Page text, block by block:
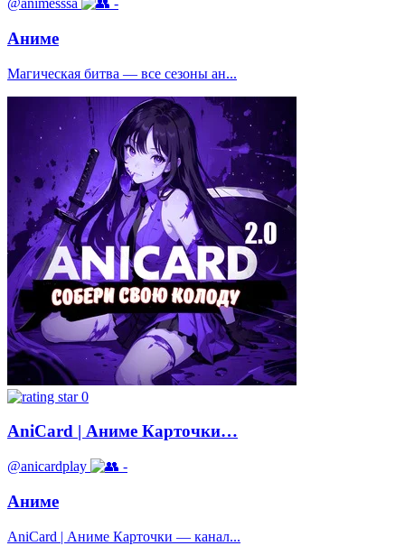
@animesssa -
Аниме
Магическая битва — все сезоны ан...
0
AniCard | Аниме Карточки…
@anicardplay -
Аниме
AniCard | Аниме Карточки — канал...